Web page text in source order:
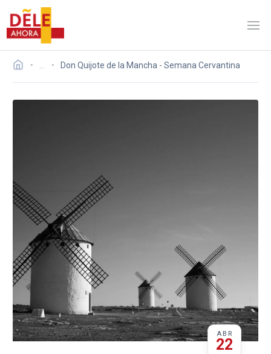
Don Quijote de la Mancha - Semana Cervantina
ABR
22